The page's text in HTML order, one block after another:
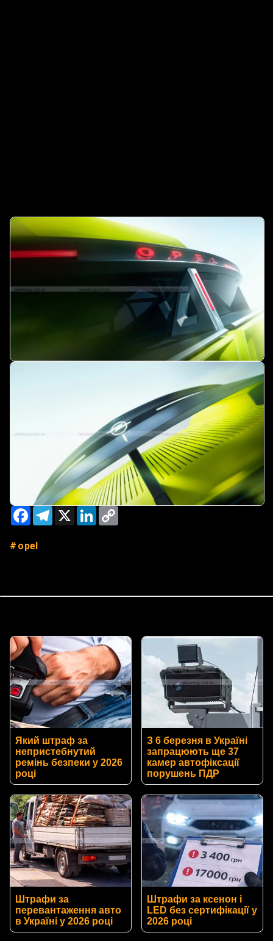
FacebookTelegram
X LinkedIn
opel
Який штраф за
непристебнутий
ремінь безпеки у 2026
році
З 6 березня в Україні
запрацюють ще 37
камер автофіксації
порушень ПДР
Штрафи за
перевантаження авто
в Україні у 2026 році
Штрафи за ксенон і
LED без сертифікації у
2026 році